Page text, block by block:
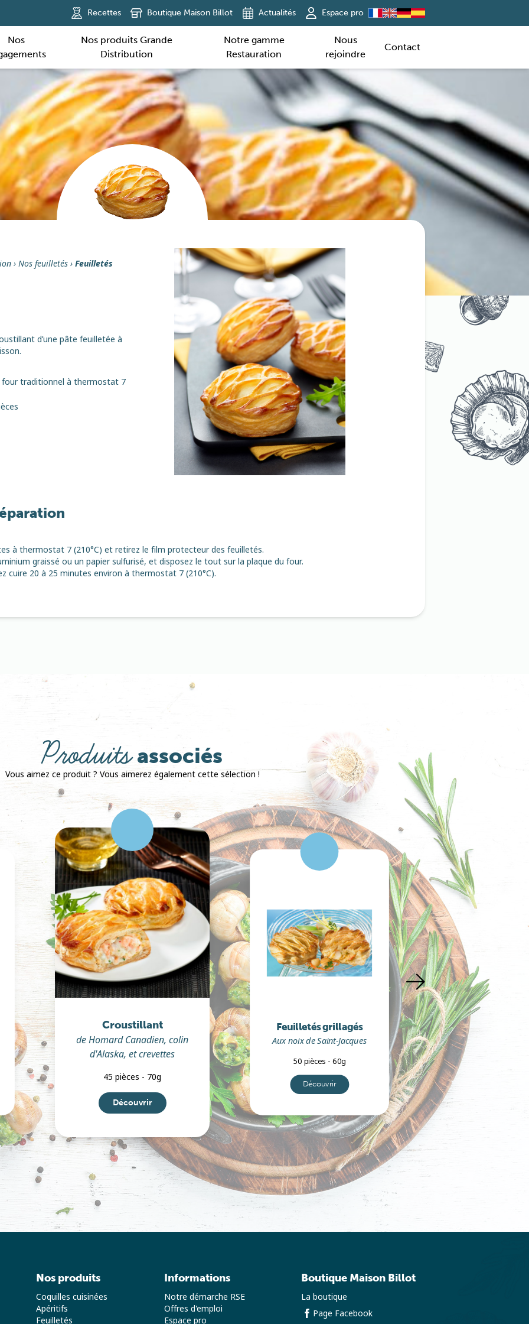
Recettes Boutique Maison Billot Actualités Espace pro
Nos
Nos produits Grande
Distribution
Notre gamme
Restauration
Nous
rejoindre
Contact
› Nos feuilletés › Feuilletés
d’une pâte feuilletée à
four traditionnel à thermostat 7
à thermostat 7 (210°C) et retirez le film protecteur des feuilletés.
graissé ou un papier sulfurisé, et disposez le tout sur la plaque du four.
cuire 20 à 25 minutes environ à thermostat 7 (210°C).
Produitsassociés
Vous aimez ce produit ? Vous aimerez également cette sélection !
Croustillant
de Homard Canadien, colin
d'Alaska, et crevettes
45 pièces - 70g
Découvrir
Feuilletés grillagés
Aux noix de Saint-Jacques
50 pièces - 60g
Découvrir
Paniers
Aux noix de Saint-
Nos produits
Coquilles cuisinées
Apéritifs
Feuilletés
Informations
Notre démarche RSE
Offres d'emploi
Espace pro
Boutique Maison Billot
La boutique
Page Facebook